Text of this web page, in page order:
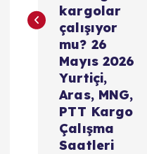
g
kargolar
çalışıyor
mu? 26
Mayıs 2026
Yurtiçi,
Aras, MNG,
PTT Kargo
Çalışma
Saatleri